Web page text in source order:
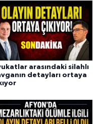
arasındaki silahlı
detayları ortaya